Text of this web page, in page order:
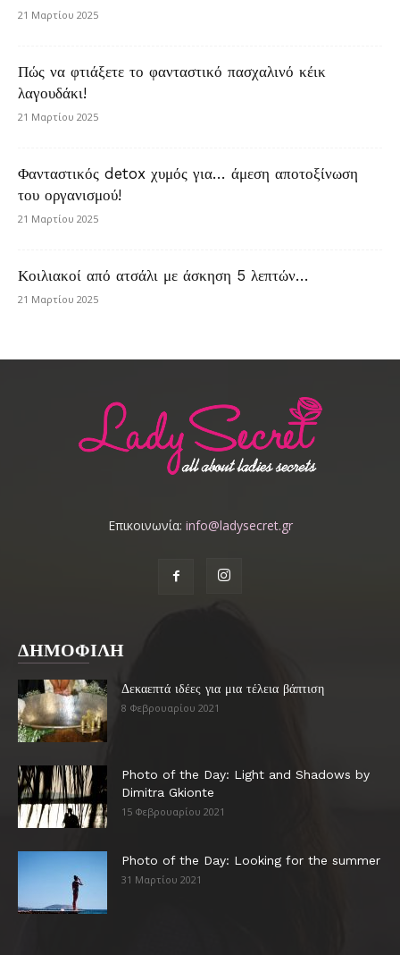
21 Μαρτίου 2025
Πώς να φτιάξετε το φανταστικό πασχαλινό κέικ
λαγουδάκι!
21 Μαρτίου 2025
Φανταστικός detox χυμός για… άμεση αποτοξίνωση
του οργανισμού!
21 Μαρτίου 2025
Κοιλιακοί από ατσάλι με άσκηση 5 λεπτών…
21 Μαρτίου 2025
Επικοινωνία: info@ladysecret.gr
ΔΗΜΟΦΙΛΗ
Δεκαεπτά ιδέες για μια τέλεια βάπτιση
8 Φεβρουαρίου 2021
Photo of the Day: Light and Shadows by
Dimitra Gkionte
15 Φεβρουαρίου 2021
Photo of the Day: Looking for the summer
31 Μαρτίου 2021